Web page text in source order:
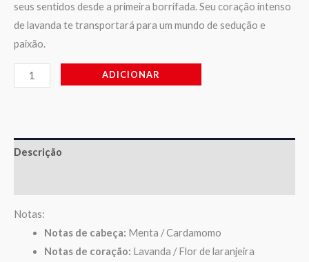
seus sentidos desde a primeira borrifada. Seu coração intenso
de lavanda te transportará para um mundo de sedução e
paixão.
ADICIONAR
Descrição
Notas:
Notas de cabeça: Menta / Cardamomo
Notas de coração: Lavanda / Flor de laranjeira